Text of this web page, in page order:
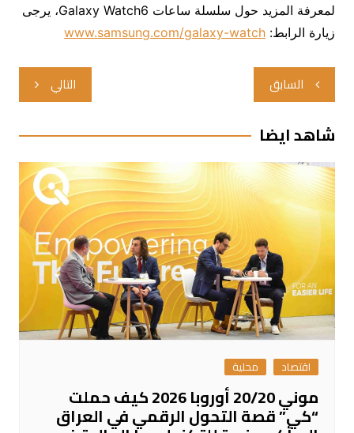
لمعرفة المزيد حول سلسلة ساعات Galaxy Watch6، يرجى
زيارة الرابط: www.samsung.com/galaxy-watch
تصفّح
المقالات
السابق التالي
شاهد ايضا
اقتصاد محلية
موني 20/20 أوروبا 2026 كيف حملت
“كي” قصة التحول الرقمي في العراق